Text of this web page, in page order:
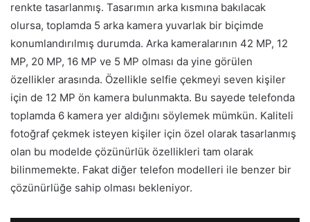
renkte tasarlanmış. Tasarımın arka kısmına bakılacak
olursa, toplamda 5 arka kamera yuvarlak bir biçimde
konumlandırılmış durumda. Arka kameralarının 42 MP, 12
MP, 20 MP, 16 MP ve 5 MP olması da yine görülen
özellikler arasında. Özellikle selfie çekmeyi seven kişiler
için de 12 MP ön kamera bulunmakta. Bu sayede telefonda
toplamda 6 kamera yer aldığını söylemek mümkün. Kaliteli
fotoğraf çekmek isteyen kişiler için özel olarak tasarlanmış
olan bu modelde çözünürlük özellikleri tam olarak
bilinmemekte. Fakat diğer telefon modelleri ile benzer bir
çözünürlüğe sahip olması bekleniyor.